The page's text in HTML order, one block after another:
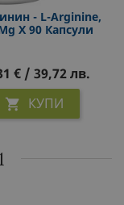
- L-Arginine,
Х 90 Капсули
€ / 39,72 лв.
 КУПИ